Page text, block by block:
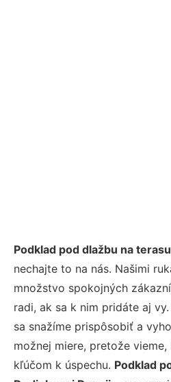
Podklad pod dlažbu na
nechajte to na nás. Našimi
množstvo spokojných
radi, ak sa k nim pridáte aj
sa snažíme prispôsobiť a
možnej miere, pretože
kľúčom k úspechu. Podklad